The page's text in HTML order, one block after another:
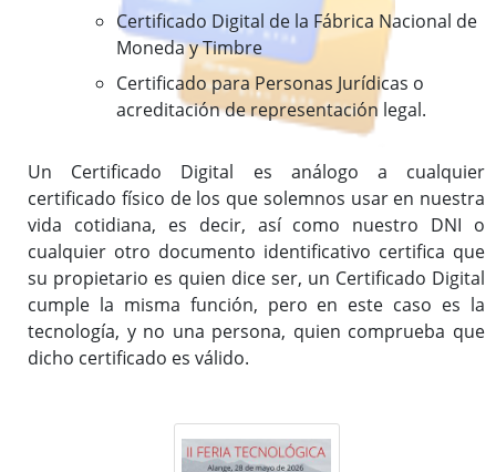
Certificado Digital de la Fábrica Nacional de
Moneda y Timbre
Certificado para Personas Jurídicas o
acreditación de representación legal.
Un Certificado Digital es análogo a cualquier
certificado físico de los que solemnos usar en nuestra
vida cotidiana, es decir, así como nuestro DNI o
cualquier otro documento identificativo certifica que
su propietario es quien dice ser, un Certificado Digital
cumple la misma función, pero en este caso es la
tecnología, y no una persona, quien comprueba que
dicho certificado es válido.